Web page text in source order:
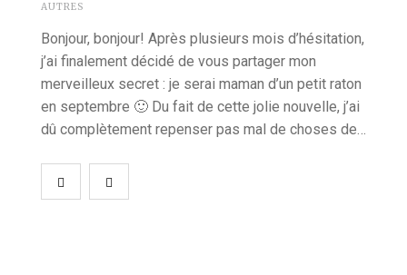
AUTRES
Bonjour, bonjour! Après plusieurs mois d’hésitation,
j’ai finalement décidé de vous partager mon
merveilleux secret : je serai maman d’un petit raton
en septembre 🙂 Du fait de cette jolie nouvelle, j’ai
dû complètement repenser pas mal de choses de…